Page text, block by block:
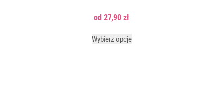
27,90zł
Wybierz opcje